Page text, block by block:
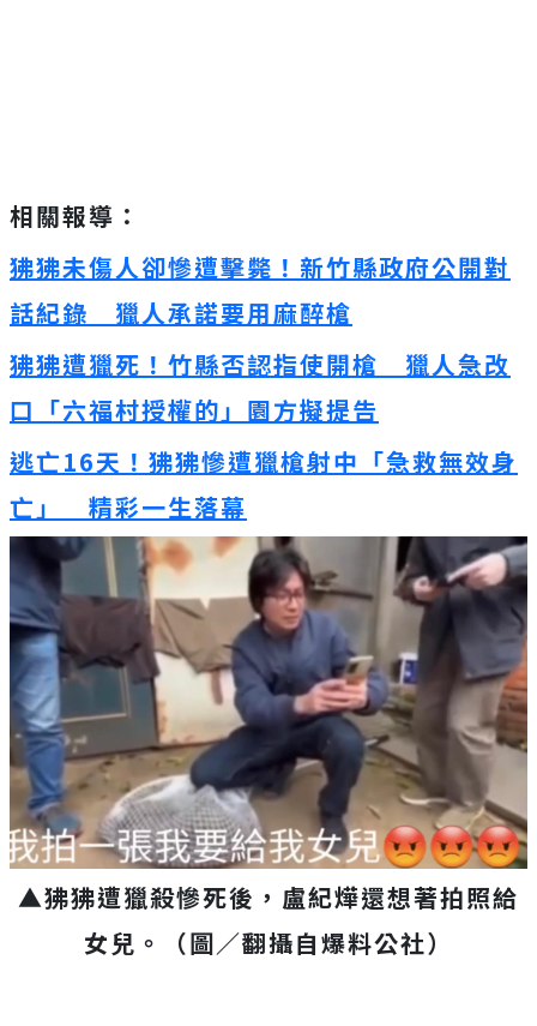
相關報導：
狒狒未傷人卻慘遭擊斃！新竹縣政府公開對
話紀錄 獵人承諾要用麻醉槍
狒狒遭獵死！竹縣否認指使開槍 獵人急改
口「六福村授權的」園方擬提告
逃亡16天！狒狒慘遭獵槍射中「急救無效身
亡」 精彩一生落幕
▲狒狒遭獵殺慘死後，盧紀燁還想著拍照給
女兒。（圖／翻攝自爆料公社）